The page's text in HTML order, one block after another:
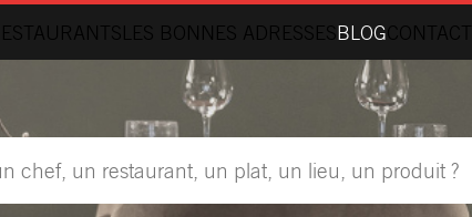
LES BONNES ADRESSESBLOGCONTACT